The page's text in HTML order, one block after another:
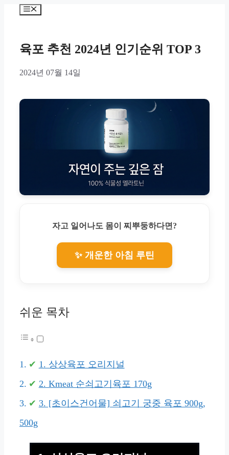
Menu
육포 추천 2024년 인기순위 TOP 3
2024년 07월 14일
자고 일어나도 몸이 찌뿌둥하다면?
✨ 개운한 아침 루틴
쉬운 목차
1. 상상육포 오리지널
2. Kmeat 순쇠고기육포 170g
3. [초이스건어물] 쇠고기 궁중 육포 900g,
500g